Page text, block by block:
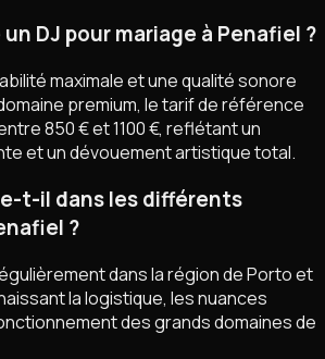
DJ pour mariage à Penafiel ?
maximale et une qualité sonore
premium, le tarif de référence
850 € et 1100 €, reflétant un
et un dévouement artistique total.
t-il dans les différents
?
dans la région de Porto et
la logistique, les nuances
des grands domaines de